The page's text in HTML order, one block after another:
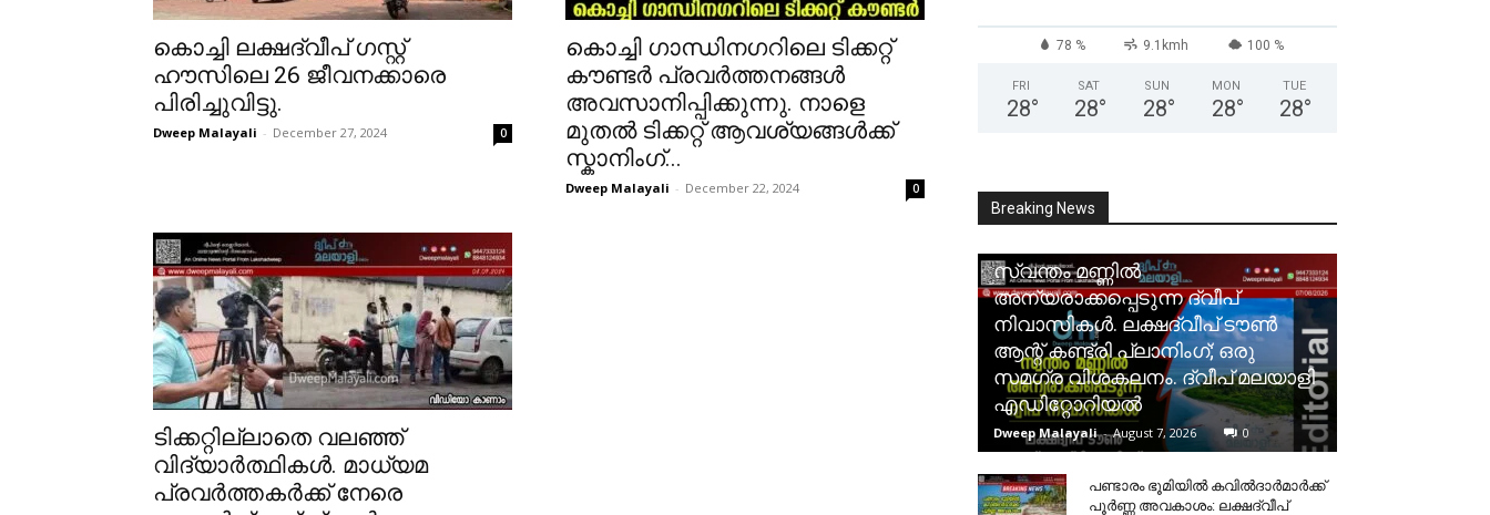
കൊച്ചി ലക്ഷദ്വീപ് ഗസ്റ്റ്
ഹൗസിലെ 26 ജീവനക്കാരെ
പിരിച്ചുവിട്ടു.
Dweep Malayali - December 27, 2024 0
കൊച്ചി ഗാന്ധിനഗറിലെ ടിക്കറ്റ്
കൗണ്ടർ പ്രവർത്തനങ്ങൾ
അവസാനിപ്പിക്കുന്നു. നാളെ
മുതൽ ടിക്കറ്റ് ആവശ്യങ്ങൾക്ക്
സ്കാനിംഗ്...
Dweep Malayali - December 22, 2024 0
ടിക്കറ്റില്ലാതെ വലഞ്ഞ്
വിദ്യാർത്ഥികൾ. മാധ്യമ
പ്രവർത്തകർക്ക് നേരെ
78 % 9.1kmh 100 %
FRI
28°
SAT
28°
SUN
28°
MON
28°
TUE
28°
Breaking News
സ്വന്തം മണ്ണിൽ
അന്യരാക്കപ്പെടുന്ന ദ്വീപ്
നിവാസികൾ. ലക്ഷദ്വീപ് ടൗൺ
ആന്റ് കണ്ട്രി പ്ലാനിംഗ്; ഒരു
സമഗ്ര വിശകലനം. ദ്വീപ് മലയാളി
എഡിറ്റോറിയൽ
Dweep Malayali - August 7, 2026 0
പണ്ടാരം ഭൂമിയിൽ കവിൽദാർമാർക്ക്
പൂർണ്ണ അവകാശം: ലക്ഷദ്വീപ്